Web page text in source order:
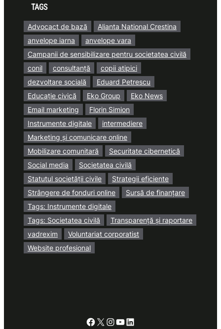
TAGS
Advocact de bază
Alianta National Crestina
anvelope iarna
anvelope vara
Campanii de sensibilizare pentru societatea civilă
conil
consultanță
copii atipici
dezvoltare socială
Eduard Petrescu
Educație civică
Eko Group
Eko News
Email marketing
Florin Simion
Instrumente digitale
intermediere
Marketing și comunicare online
Mobilizare comunitară
Securitate cibernetică
Social media
Societatea civilă
Statutul societății civile
Strategii eficiente
Strângere de fonduri online
Sursă de finanțare
Tags: Instrumente digitale
Tags: Societatea civilă
Transparență și raportare
vadrexim
Voluntariat corporatist
Website profesional
Facebook
X Instagram
YouTube
LinkedIn